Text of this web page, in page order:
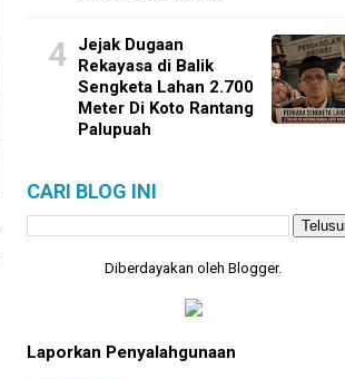
Jejak Dugaan
Rekayasa di Balik
Sengketa Lahan 2.700
Meter Di Koto Rantang
Palupuah
CARI BLOG INI
Diberdayakan oleh Blogger.
Laporkan Penyalahgunaan